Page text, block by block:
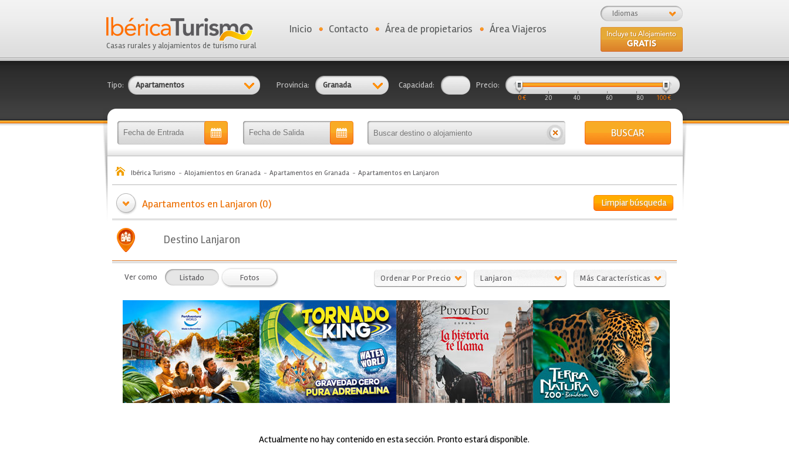
Casas rurales y alojamientos de turismo rural
Idiomas
Inicio Contacto Área de propietarios Área Viajeros
Tipo: Apartamentos Provincia: Granada Capacidad: Precio:
0 € 20 40 60 80 100 €
BUSCAR
Ibérica Turismo Alojamientos en Granada Apartamentos en Granada Apartamentos en Lanjaron
Limpiar búsqueda
Apartamentos en Lanjaron (0)
Destino Lanjaron
Ver como Listado Fotos Ordenar Por Precio Lanjaron Más Características
Actualmente no hay contenido en esta sección. Pronto estará disponible.